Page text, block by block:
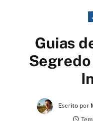
Guias
Escrito por